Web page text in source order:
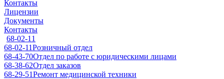
Контакты
Лицензии
Документы
Контакты
68-02-11
68-02-11Розничный отдел
68-43-70Отдел по работе с юридическими лицами
68-38-62Отдел заказов
68-29-51Ремонт медицинской техники